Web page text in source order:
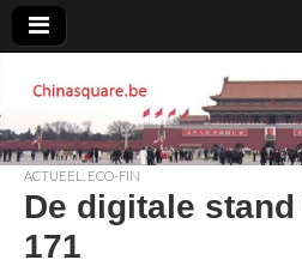
ACTUEEL ECO-FIN
De digitale
171